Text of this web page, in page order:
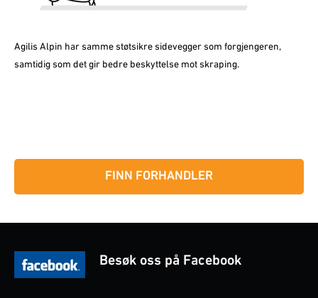
Agilis Alpin har samme støtsikre sidevegger som forgjengeren,
samtidig som det gir bedre beskyttelse mot skraping.
FINN FORHANDLER
Besøk oss på Facebook